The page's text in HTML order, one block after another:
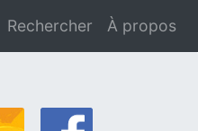
Rechercher À propos